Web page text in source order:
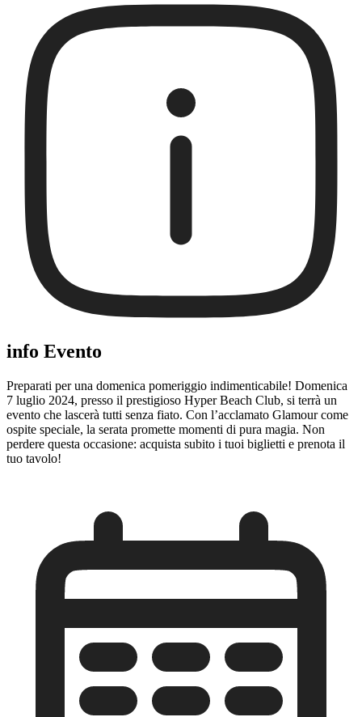
info Evento
Preparati per una domenica pomeriggio indimenticabile! Domenica
7 luglio 2024, presso il prestigioso Hyper Beach Club, si terrà un
evento che lascerà tutti senza fiato. Con l’acclamato Glamour come
ospite speciale, la serata promette momenti di pura magia. Non
perdere questa occasione: acquista subito i tuoi biglietti e prenota il
tuo tavolo!